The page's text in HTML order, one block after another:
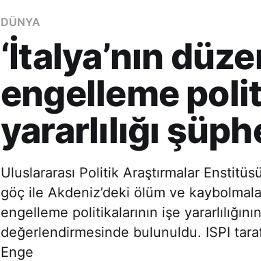
DÜNYA
‘İtalya’nın
engelleme
yararlılığı
Uluslararası Politik Araştırmalar
göç ile Akdeniz’deki ölüm ve
engelleme politikalarının işe
değerlendirmesinde bulunuldu. ISPI
Enge